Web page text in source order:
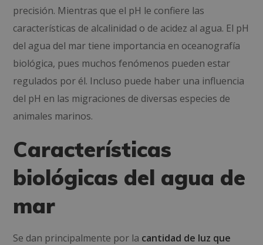
precisión. Mientras que el pH le confiere las
características de alcalinidad o de acidez al agua. El pH
del agua del mar tiene importancia en oceanografía
biológica, pues muchos fenómenos pueden estar
regulados por él. Incluso puede haber una influencia
del pH en las migraciones de diversas especies de
animales marinos.
Características
biológicas del agua de
mar
Se dan principalmente por la cantidad de luz que